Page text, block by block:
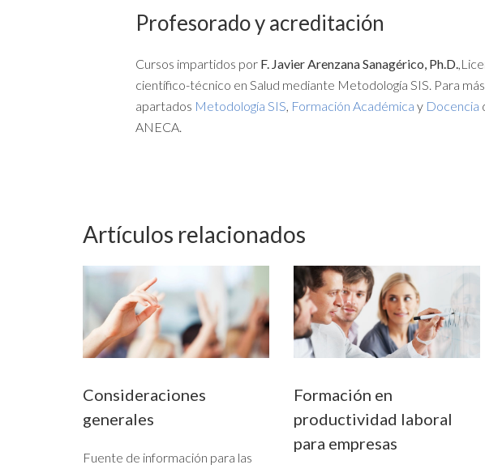
Profesorado y acreditación
Cursos impartidos por F. Javier Arenzana Sanagérico, Ph.D.
científico-técnico en Salud mediante Metodología SIS. Para
apartados Metodología SIS Formación Académica y Docencia
ANECA.
Artículos relacionados
Consideraciones
generales
Fuente de información para las
Formación en
productividad laboral
para empresas